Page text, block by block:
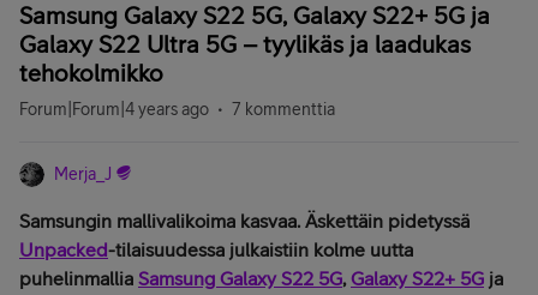
Samsung Galaxy S22 5G, Galaxy S22+ 5G ja
Galaxy S22 Ultra 5G – tyylikäs ja laadukas
tehokolmikko
Forum|Forum|4 years ago 7 kommenttia
Merja_J
Samsungin mallivalikoima kasvaa. Äskettäin pidetyssä
Unpacked-tilaisuudessa julkaistiin kolme uutta
puhelinmallia Samsung Galaxy S22 5G,Galaxy S22+ 5G ja